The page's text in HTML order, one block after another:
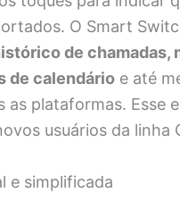
O Smart
de chamadas,
de calendário e até
as plataformas. Esse
usuários da linha
e simplificada